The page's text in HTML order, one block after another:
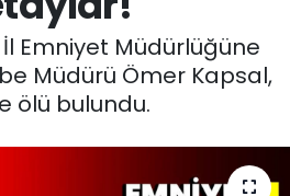
Emniyet Müdürlüğüne
Müdürü Ömer Kapsal,
ölü bulundu.